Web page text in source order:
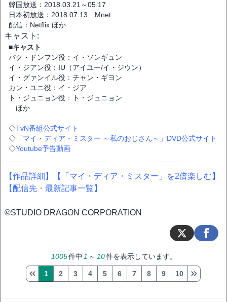
韓国放送：2018.03.21～05.17
日本初放送：2018.07.13 Mnet
配信：Netflix ほか
キャスト:
■キャスト
パク・ドンフン役：イ・ソンギュン
イ・ジアン役：IU（アイユー/イ・ジウン）
イ・グァンイル役：チャン・ギヨン
カン・ユニ役：イ・ジア
ト・ジュニョン役：ト・ジュニョン
ほか
◇TvN番組公式サイト
◇ 「マイ・ディア・ミスター ～私のおじさん～」DVD公式サイト
◇Youtube予告動画
【作品詳細】
【「マイ・ディア・ミスター」を2倍楽しむ】
【配信先・最新記事一覧】
©STUDIO DRAGON CORPORATION
1005件中 1 ～ 10件を表示しています。
1 2 3 4 5 6 7 8 9 10